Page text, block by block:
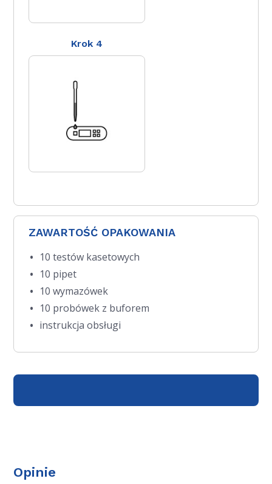
Krok 4
ZAWARTOŚĆ OPAKOWANIA
10 testów kasetowych
10 pipet
10 wymazówek
10 probówek z buforem
instrukcja obsługi
Opinie